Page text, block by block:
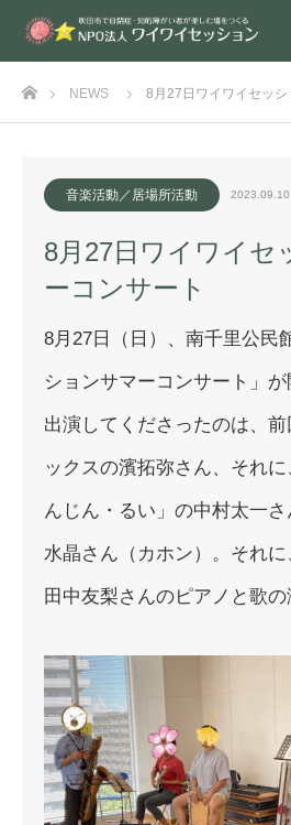
ホームNEWS 8月27日ワイワイセッシ
音楽活動／居場所活動 2023.09.10
8月27日ワイワイセ
ーコンサート
8月27日（日）、南千里公民
ションサマーコ ンサート」が
出演してくださったのは、
ックスの濱拓弥さん、それ
んじん・るい」の中村太一
水晶さん（カホン）。それ
田中友梨さんのピアノと歌の